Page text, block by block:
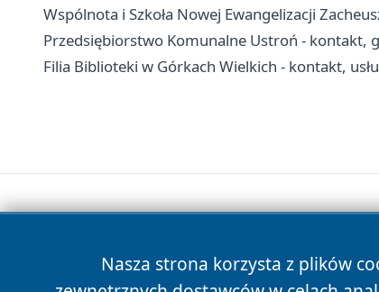
Wspólnota i Szkoła Nowej Ewangelizacji
Przedsiębiorstwo Komunalne Ustroń - kontakt,
Filia Biblioteki w Górkach Wielkich - kontakt,
Nasza strona korzysta z plików